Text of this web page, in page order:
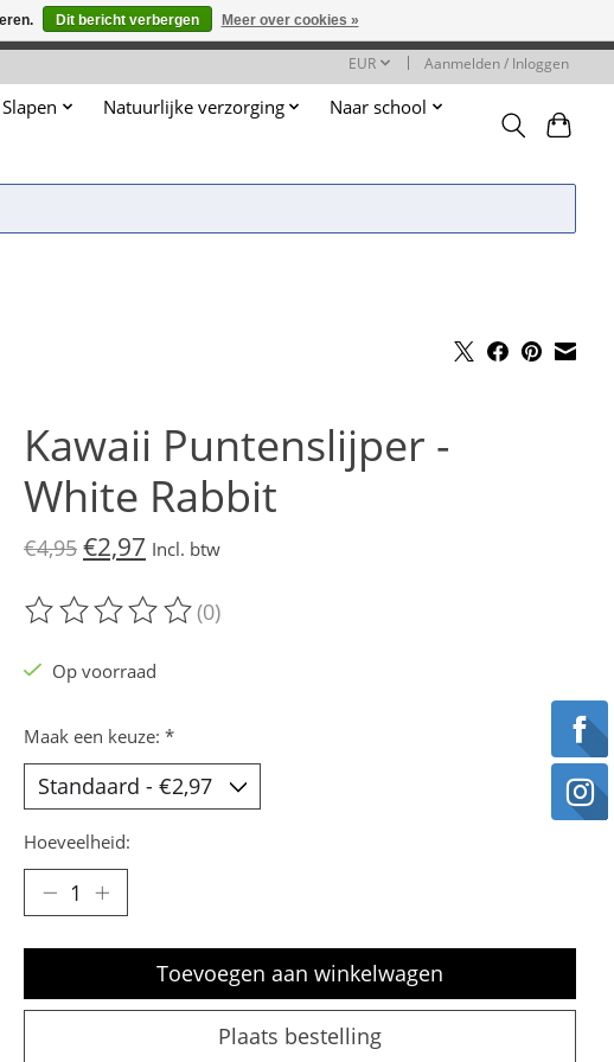
EUR Aanmelden / Inloggen
Slapen Natuurlijke verzorging
Naar school
Kawaii Puntenslijper -
White Rabbit
€4,95 €2,97 Incl. btw
De beoordeling van dit product is
(0)
Op voorraad
Maak een keuze: *
Hoeveelheid:
Toevoegen aan winkelwagen
Plaats bestelling
Dit bericht verbergen Meer over cookies »
niet worden gehonoreerd of verwerkt.